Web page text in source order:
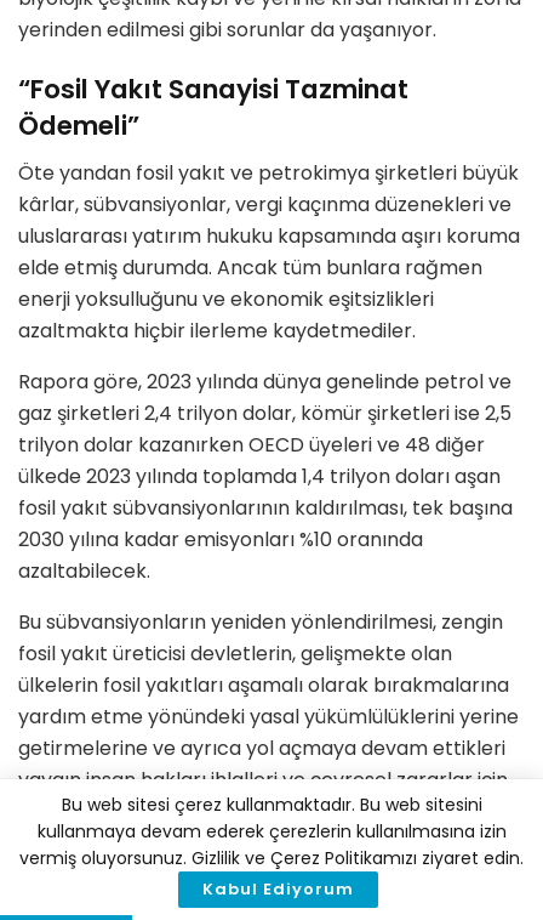
yerinden edilmesi gibi sorunlar da yaşanıyor.
“Fosil Yakıt Sanayisi Tazminat
Ödemeli”
Öte yandan fosil yakıt ve petrokimya şirketleri büyük
kârlar, sübvansiyonlar, vergi kaçınma düzenekleri ve
uluslararası yatırım hukuku kapsamında aşırı koruma
elde etmiş durumda. Ancak tüm bunlara rağmen
enerji yoksulluğunu ve ekonomik eşitsizlikleri
azaltmakta hiçbir ilerleme kaydetmediler.
Rapora göre, 2023 yılında dünya genelinde petrol ve
gaz şirketleri 2,4 trilyon dolar, kömür şirketleri ise 2,5
trilyon dolar kazanırken OECD üyeleri ve 48 diğer
ülkede 2023 yılında toplamda 1,4 trilyon doları aşan
fosil yakıt sübvansiyonlarının kaldırılması, tek başına
2030 yılına kadar emisyonları %10 oranında
azaltabilecek.
Bu sübvansiyonların yeniden yönlendirilmesi, zengin
fosil yakıt üreticisi devletlerin, gelişmekte olan
ülkelerin fosil yakıtları aşamalı olarak bırakmalarına
yardım etme yönündeki yasal yükümlülüklerini yerine
getirmelerine ve ayrıca yol açmaya devam ettikleri
yaygın insan hakları ihlalleri ve çevresel zararlar için
maddi ve diğer telafileri sağlamalarına katkı
sağlayacak.
Tazminatlar, aynı zamanda fosil yakıt şirketlerinin
Bu web sitesi çerez kullanmaktadır. Bu web sitesini
kullanmaya devam ederek çerezlerin kullanılmasına izin
vermiş oluyorsunuz. Gizlilik ve Çerez Politikamızı ziyaret edin.
Kabul Ediyorum